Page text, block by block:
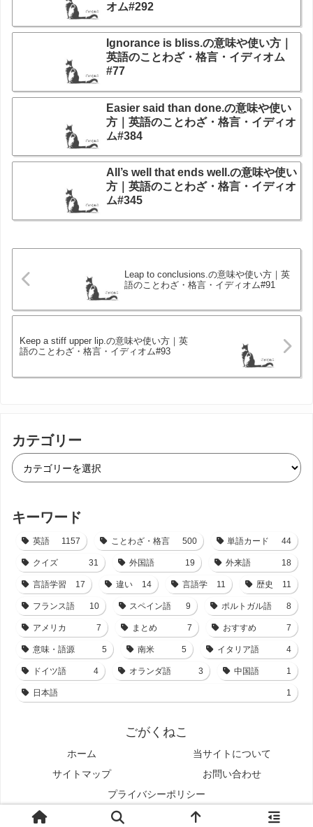
オム#292
Ignorance is bliss.の意味や使い方｜
英語のことわざ・格言・イディオム
#77
Easier said than done.の意味や使い
方｜英語のことわざ・格言・イディオ
ム#384
All’s well that ends well.の意味や使い
方｜英語のことわざ・格言・イディオ
ム#345
Leap to conclusions.の意味や使い方｜英
語のことわざ・格言・イディオム#91
Keep a stiff upper lip.の意味や使い方｜英
語のことわざ・格言・イディオム#93
カテゴリー
キーワード
英語 1157 ことわざ・格言 500 単語カード 44
クイズ 31 外国語 19 外来語 18
言語学習 17 違い 14 言語学 11 歴史 11
フランス語 10 スペイン語 9 ポルトガル語 8
アメリカ 7 まとめ 7 おすすめ 7
意味・語源 5 南米 5 イタリア語 4
ドイツ語 4 オランダ語 3 中国語 1
日本語 1
ごがくねこ
ホーム
当サイトについて
サイトマップ
お問い合わせ
プライバシーポリシー
© 2021-2026 ごがくねこ.